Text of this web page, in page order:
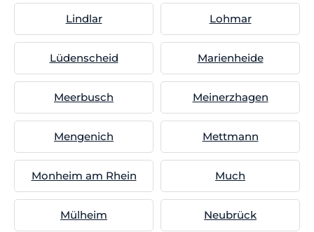
Lindlar Lohmar
Lüdenscheid Marienheide
Meerbusch Meinerzhagen
Mengenich Mettmann
Monheim am Rhein Much
Mülheim Neubrück